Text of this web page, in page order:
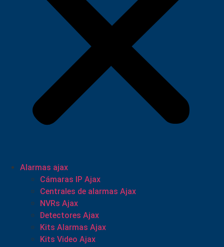
Alarmas ajax
Cámaras IP Ajax
Centrales de alarmas Ajax
NVRs Ajax
Detectores Ajax
Kits Alarmas Ajax
Kits Video Ajax